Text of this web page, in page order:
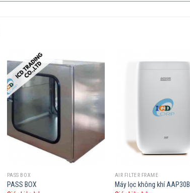
PASS BOX
PASS BOX
AIR FILTER FRAME
Máy lọc không khí AAP30B